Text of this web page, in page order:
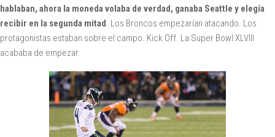
hablaban, ahora la moneda volaba de verdad, ganaba Seattle y elegía
recibir en la segunda mitad. Los Broncos empezarían atacando. Los
protagonistas estaban sobre el campo. Kick Off. La Super Bowl XLVIII
acababa de empezar.